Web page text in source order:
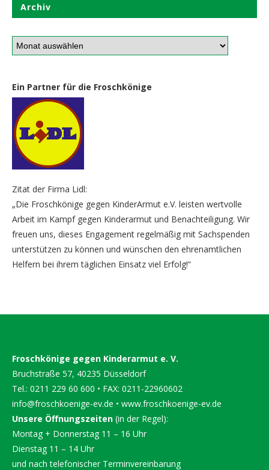
Archiv
Ein Partner für die Froschkönige
Zitat der Firma Lidl:
„Die Froschkönige gegen KinderArmut e.V. leisten wertvolle
Arbeit im Kampf gegen Kinderarmut und Benachteiligung. Wir
freuen uns, dieses Engagement regelmäßig mit Sachspenden
unterstützen zu können und wünschen den ehrenamtlichen
Helfern bei ihrem täglichen Einsatz viel Erfolg!“
Froschkönige gegen Kinderarmut e. V.
Bruchstraße 57, 40235 Düsseldorf
Tel.: 0211 229 60 600 • FAX: 0211-22960602
info@froschkoenige-ev.de • www.froschkoenige-ev.de
Unsere Öffnungszeiten (in der Regel):
Montag + Donnerstag 11 – 16 Uhr
Dienstag 11 – 14 Uhr
und nach telefonischer Terminvereinbarung